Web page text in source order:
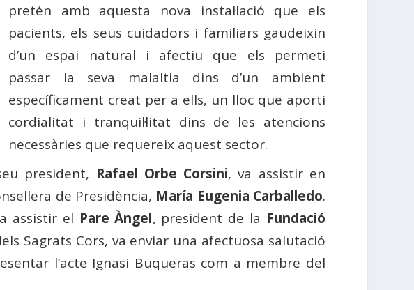
pretén amb aquesta nova instal·lació que els
pacients, els seus cuidadors i familiars gaudeixin
d’un espai natural i afectiu que els permeti
passar la seva malaltia dins d’un ambient
específicament creat per a ells, un lloc que aporti
cordialitat i tranquil·litat dins de les atencions
necessàries que requereix aquest sector.
president, Rafael Orbe Corsini, va assistir en
de Presidència, María Eugenia Carballedo.
assistir el Pare Àngel, president de la Fundació
Sagrats Cors, va enviar una afectuosa salutació
l’acte Ignasi Buqueras com a membre del